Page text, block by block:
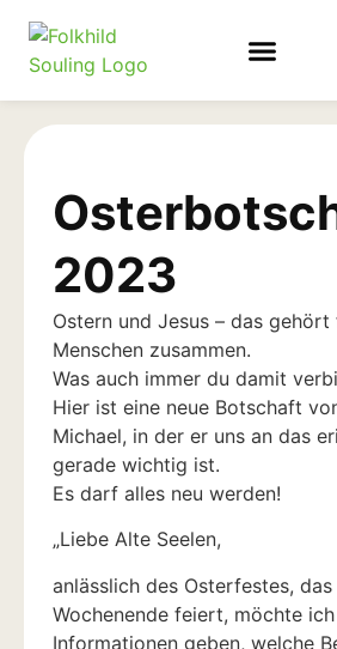
2023
Ostern und Jesus – das
Menschen zusammen.
Was auch immer du damit
Hier ist eine neue Botschaft
Michael, in der er uns an das
gerade wichtig ist.
Es darf alles neu werden!
„Liebe Alte Seelen,
anlässlich des Osterfestes,
Wochenende feiert, möchte
Informationen geben, welche